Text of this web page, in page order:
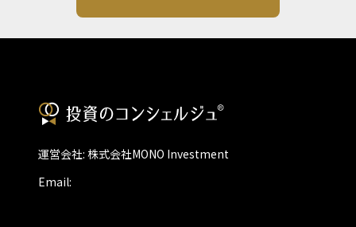
運営会社: 株式会社MONO Investment
Email: